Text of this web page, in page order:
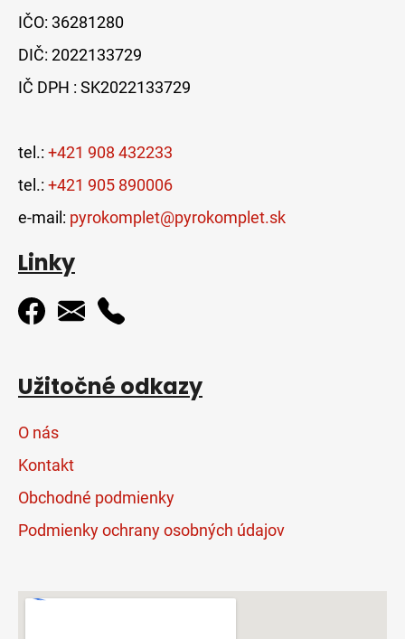
IČO: 36281280
DIČ: 2022133729
IČ DPH : SK2022133729
tel.: +421 908 432233
tel.: +421 905 890006
e-mail: pyrokomplet@pyrokomplet.sk
Linky
Užitočné odkazy
O nás
Kontakt
Obchodné podmienky
Podmienky ochrany osobných údajov